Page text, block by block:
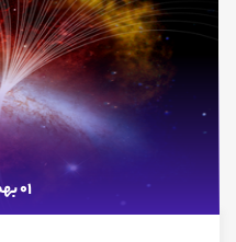
01 بهمن 1399